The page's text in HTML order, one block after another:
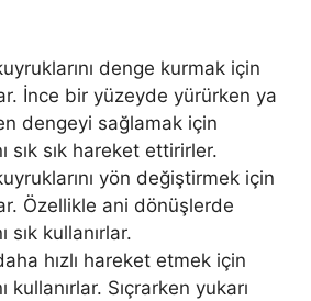
denge kurmak için
İnce bir yüzeyde yürürken ya
dengeyi sağlamak için
sık sık hareket ettirirler.
yön değiştirmek için
Özellikle ani dönüşlerde
sık kullanırlar.
hızlı hareket etmek için
kullanırlar. Sıçrarken yukarı